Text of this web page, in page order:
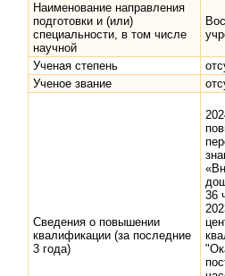
Наименование направления
подготовки и (или)
специальности, в том числе
научной
Ученая степень
Ученое звание
Сведения о повышении
квалификации (за последние
3 года)
36